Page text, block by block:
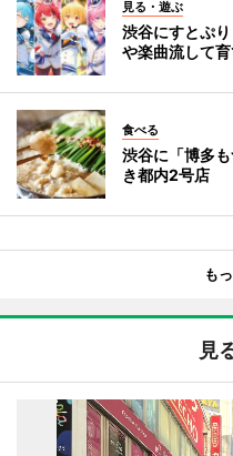
見る・遊ぶ
渋谷にすとぷ
や楽曲流して
食べる
渋谷に「博多
き都内2号店
も
見